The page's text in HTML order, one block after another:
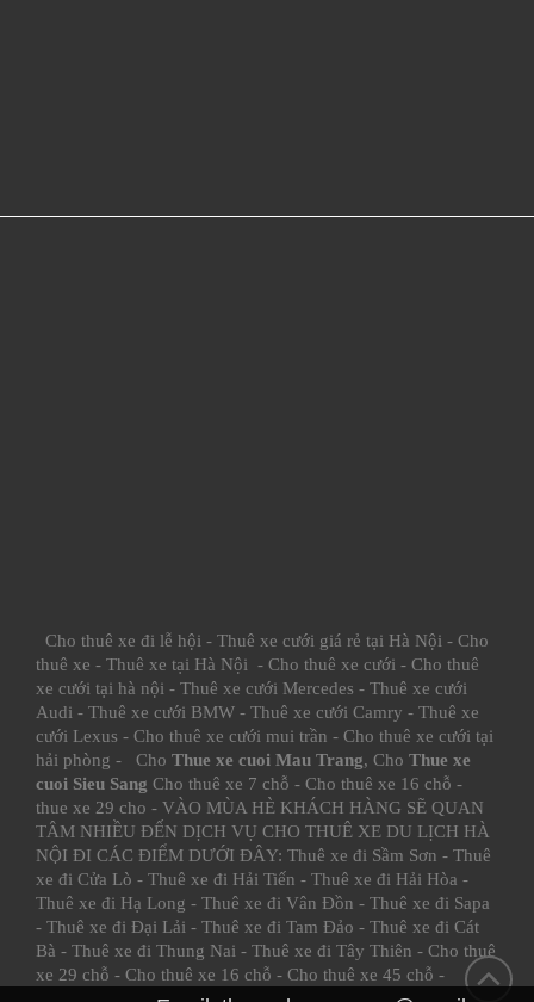
Cho thuê xe đi lễ hội - Thuê xe cưới giá rẻ tại Hà Nội - Cho
thuê xe - Thuê xe tại Hà Nội - Cho thuê xe cưới - Cho thuê
xe cưới tại hà nội - Thuê xe cưới Mercedes - Thuê xe cưới
Audi - Thuê xe cưới BMW - Thuê xe cưới Camry - Thuê xe
cưới Lexus - Cho thuê xe cưới mui trần - Cho thuê xe cưới tại
hải phòng - Cho Thue xe cuoi Mau Trang, Cho Thue xe
cuoi Sieu Sang Cho thuê xe 7 chỗ - Cho thuê xe 16 chỗ -
thue xe 29 cho - VÀO MÙA HÈ KHÁCH HÀNG SẼ QUAN
TÂM NHIỀU ĐẾN DỊCH VỤ CHO THUÊ XE DU LỊCH HÀ
NỘI ĐI CÁC ĐIỂM DƯỚI ĐÂY: Thuê xe đi Sầm Sơn - Thuê
xe đi Cửa Lò - Thuê xe đi Hải Tiến - Thuê xe đi Hải Hòa -
Thuê xe đi Hạ Long - Thuê xe đi Vân Đồn - Thuê xe đi Sapa
- Thuê xe đi Đại Lải - Thuê xe đi Tam Đảo - Thuê xe đi Cát
Bà - Thuê xe đi Thung Nai - Thuê xe đi Tây Thiên - Cho thuê
xe 29 chỗ - Cho thuê xe 16 chỗ - Cho thuê xe 45 chỗ -